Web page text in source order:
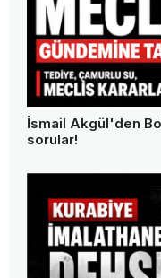
İsmail Akgül'den
sorular!